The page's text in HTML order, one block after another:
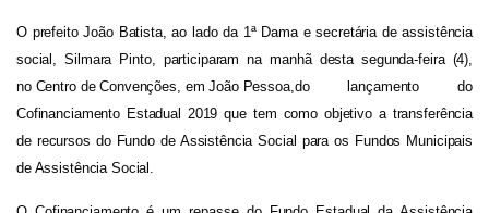
O prefeito João Batista, ao lado da 1ª Dama e secretária de assistência
social, Silmara Pinto, participaram na manhã desta segunda-feira (4),
no Centro de Convenções, em João Pessoa,do lançamento do
Cofinanciamento Estadual 2019 que tem como objetivo a transferência
de recursos do Fundo de Assistência Social para os Fundos Municipais
de Assistência Social.